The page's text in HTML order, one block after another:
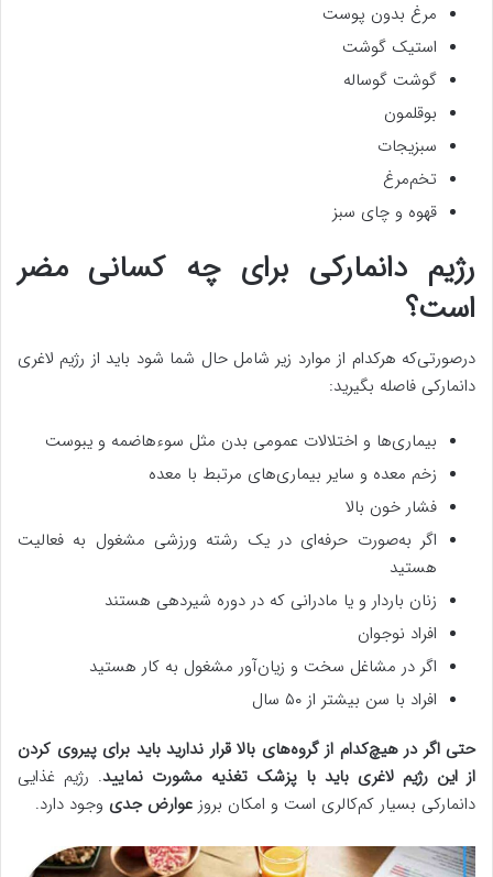
مرغ بدون پوست
استیک گوشت
گوشت گوساله
بوقلمون
سبزیجات
تخم‌مرغ
قهوه و چای سبز
رژیم دانمارکی برای چه کسانی مضر
است؟
درصورتی‌که هرکدام از موارد زیر شامل حال شما شود باید از رژیم لاغری
دانمارکی فاصله بگیرید:
بیماری‌ها و اختلالات عمومی بدن مثل سوءهاضمه و یبوست
زخم معده و سایر بیماری‌های مرتبط با معده
فشار خون بالا
اگر به‌صورت حرفه‌ای در یک رشته ورزشی مشغول به فعالیت
هستید
زنان باردار و یا مادرانی که در دوره شیردهی هستند
افراد نوجوان
اگر در مشاغل سخت و زیان‌آور مشغول به کار هستید
افراد با سن بیشتر از ۵۰ سال
حتی اگر در هیچ‌کدام از گروه‌های بالا قرار ندارید باید برای پیروی کردن
از این رژیم لاغری باید با پزشک تغذیه مشورت نمایید. رژیم غذایی
دانمارکی بسیار کم‌کالری است و امکان بروز عوارض جدی وجود دارد.